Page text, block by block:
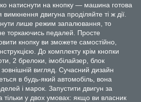
натиснути на кнопку — машина готова
двигуна проділяйте ті ж дії.
лише режим запалювання, то
торкаючись педалей. Просте
кнопку ви зможете самостійно,
До комплекту крім кнопки
2 брелоки, імобілайзер, блок
вигляд. Сучасний дизайн
в будь-який автомобіль, вона
і марок. Запустити двигун за
у двох умовах: якщо ви власник